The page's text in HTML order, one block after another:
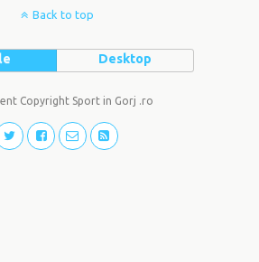
Back to top
Desktop
Copyright Sport in Gorj .ro